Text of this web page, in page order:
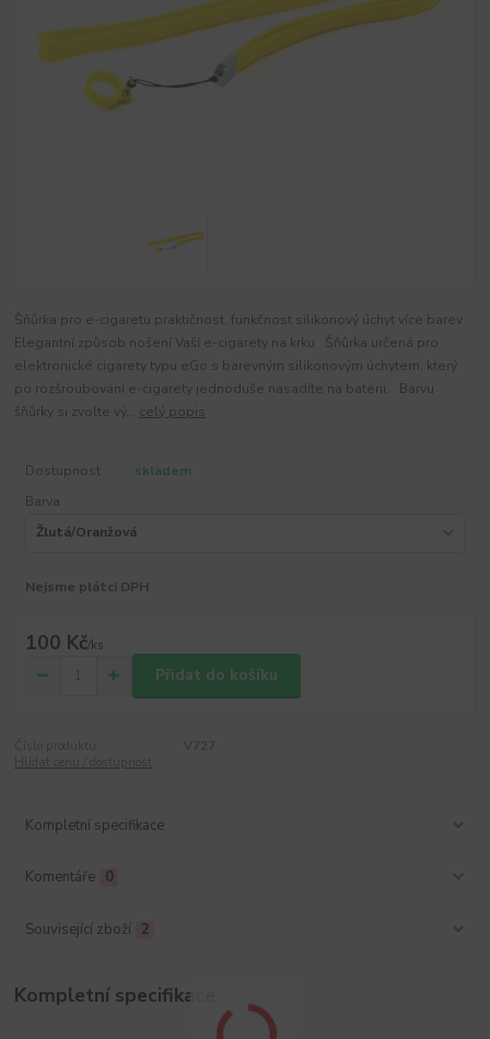
Šňůrka pro e-cigaretu praktičnost, funkčnost silikonový úchyt více barev
Elegantní způsob nošení Vaší e-cigarety na krku Šňůrka určená pro
elektronické cigarety typu eGo s barevným silikonovým úchytem, který
po rozšroubování e-cigarety jednoduše nasadíte na baterii. Barvu
šňůrky si zvolte vý... celý popis
Dostupnost
skladem
Barva
Nejsme plátci DPH
100 Kč/ks
Přidat do košíku
Kompletní specifikace
Komentáře 0
Související zboží 2
Kompletní specifikace